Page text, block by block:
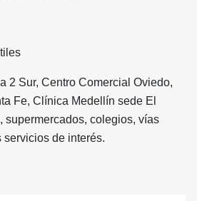
2 Sur, Centro Comercial Oviedo,
Fe, Clínica Medellín sede El
supermercados, colegios, vías
de interés.